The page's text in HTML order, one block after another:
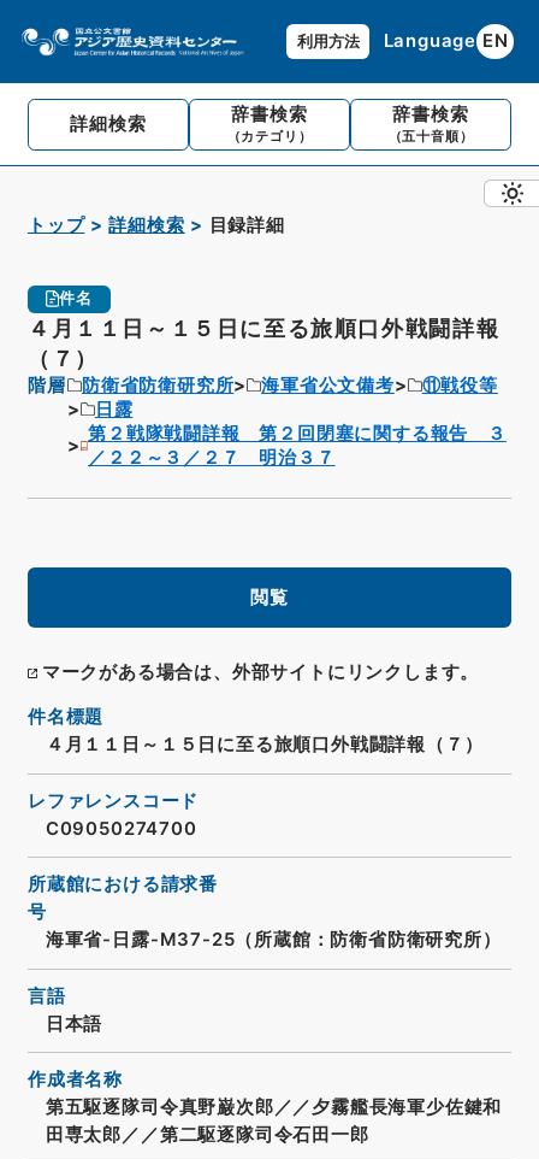
利用方法 Language EN
詳細検索 辞書検索
（カテゴリ）
辞書検索
（五十音順）
トップ 詳細検索 目録詳細
件名
４月１１日～１５日に至る旅順口外戦闘詳報
（７）
階層 防衛省防衛研究所 海軍省公文備考
⑪戦役等
日露
第２戦隊戦闘詳報 第２回閉塞に関する報告 ３
／２２～３／２７ 明治３７
閲覧
マークがある場合は、外部サイトにリンクします。
件名標題
４月１１日～１５日に至る旅順口外戦闘詳報（７）
レファレンスコード
C09050274700
所蔵館における請求番
号
海軍省-日露-M37-25（所蔵館：防衛省防衛研究所）
言語
日本語
作成者名称
第五駆逐隊司令真野巌次郎／／夕霧艦長海軍少佐鍵和
田専太郎／／第二駆逐隊司令石田一郎